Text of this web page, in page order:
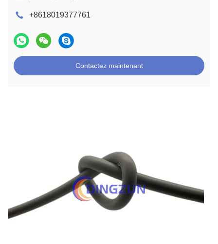
+8618019377761
Contactez maintenant